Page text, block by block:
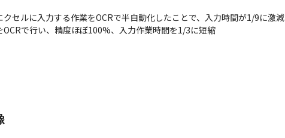
セルに入力する作業をOCRで半自動化したことで、入力時間が1/9に激減
OCRで行い、精度ほぼ100%、入力作業時間を1/3に短縮